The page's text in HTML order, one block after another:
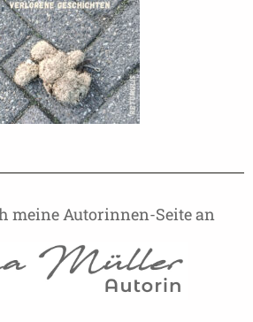
meine Autorinnen-Seite an